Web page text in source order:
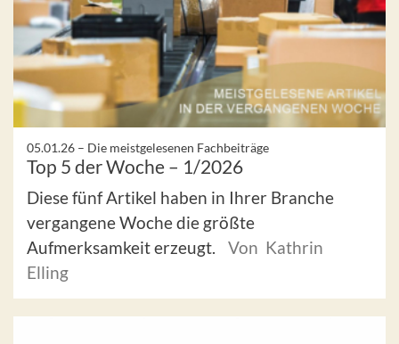
05.01.26 – Die meistgelesenen Fachbeiträge
Top 5 der Woche – 1/2026
Diese fünf Artikel haben in Ihrer Branche
vergangene Woche die größte
Aufmerksamkeit erzeugt.
Von Kathrin
Elling